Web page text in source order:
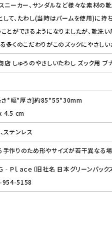
スニーカー、サンダルなど様々な素材
して、たわし(当時はパームを使用)に持
ことができるようになりましたが、靴
多くのこだわりがこのズックにやさしい
店 しゅろのやさしいたわし ズック用 ブ
さ*幅*厚さ]約85*55*30mm
4.5 cm
ステンレス
手作りのため形やサイズが若干異なる
Ｐｌａｃｅ（旧社名 日本グリーンパック
954-5158